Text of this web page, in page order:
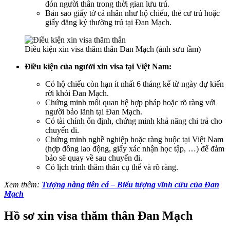
đón người thân trong thời gian lưu trú.
Bản sao giấy tờ cá nhân như hộ chiếu, thẻ cư trú hoặc
giấy đăng ký thường trú tại Đan Mạch.
Điều kiện xin visa thăm thân Đan Mạch (ảnh sưu tầm)
Điều kiện của người xin visa tại Việt Nam:
Có hộ chiếu còn hạn ít nhất 6 tháng kể từ ngày dự kiến
rời khỏi Đan Mạch.
Chứng minh mối quan hệ hợp pháp hoặc rõ ràng với
người bảo lãnh tại Đan Mạch.
Có tài chính ổn định, chứng minh khả năng chi trả cho
chuyến đi.
Chứng minh nghề nghiệp hoặc ràng buộc tại Việt Nam
(hợp đồng lao động, giấy xác nhận học tập, …) để đảm
bảo sẽ quay về sau chuyến đi.
Có lịch trình thăm thân cụ thể và rõ ràng.
Xem thêm: Tượng nàng tiên cá – Biểu tượng vĩnh cửu của Đan
Mạch
Hồ sơ xin visa thăm thân Đan Mạch